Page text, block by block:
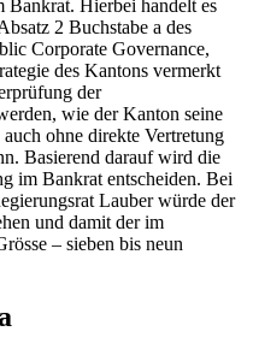
Bankrat. Hierbei handelt es
2 Buchstabe a des
Corporate Governance,
des Kantons vermerkt
der
wie der Kanton seine
ohne direkte Vertretung
Basierend darauf wird die
im Bankrat entscheiden. Bei
Lauber würde der
und damit der im
– sieben bis neun